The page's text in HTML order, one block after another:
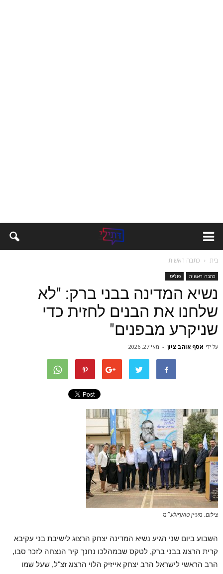
בית כתבה ראשית
כתבה ראשית פוליטי
נשיא המדינה בבני ברק: "לא
שלחנו את הבנים לחזית כדי
שניקרע מבפנים"
על ידי אסף אוהב ציון - מאי 27, 2026
צילום: מעיין טואף/לע״מ
השבוע ביום שני הגיע נשיא המדינה יצחק הרצוג לישיבת בני עקיבא
קרית הרצוג בבני ברק, לטקס שבמהלכו נחנך קיר הנצחה לזכר סבו,
הרב הראשי לישראל הרב יצחק אייזיק הלוי הרצוג זצ"ל, שעל שמו